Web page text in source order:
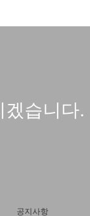
습니다.
공지사항